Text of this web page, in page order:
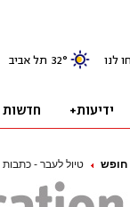
חופש טיול לעבר - כתבות